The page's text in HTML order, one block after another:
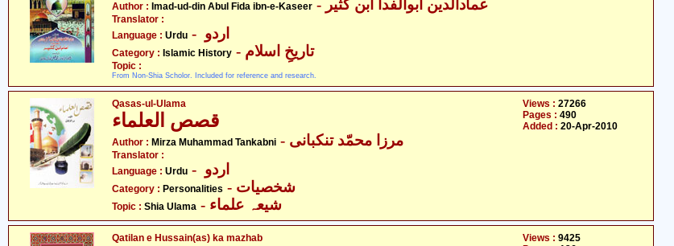
Author : Imad-ud-din Abul Fida ibn-e-Kaseer - عمادالدین ابوالفدا ابن کثیر
Translator :
Language : Urdu
Category : Islamic History - تاریخِ اسلام
Topic :
From Non-Shia Scholor. Included for reference and research.
Qasas-ul-Ulama
Author : Mirza Muhammad Tankabni
Translator :
Language : Urdu
Category : Personalities - شخصیات
Topic : Shia Ulama - شیعہ علماء
Views : 27266
Pages : 490
Added : 20-Apr-2010
Qatilan e Hussain(as) ka mazhab Views : 9425